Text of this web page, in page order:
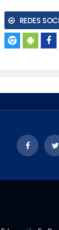
REDES